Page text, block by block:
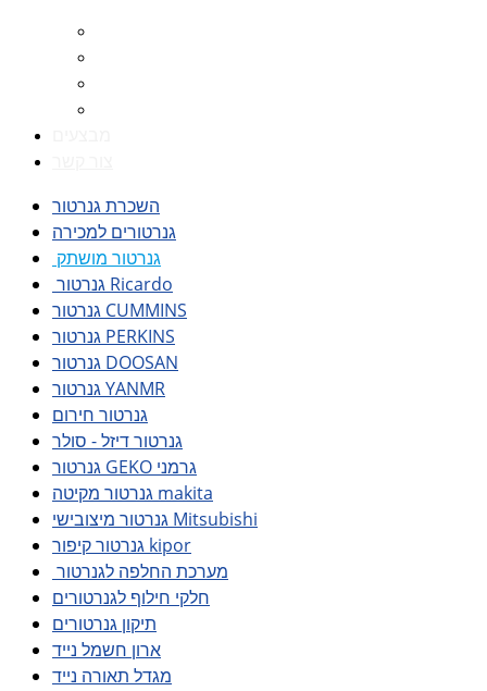
השכרת גנרטור
גנרטורים למכירה
גנרטור מושתק
גנרטור Ricardo
גנרטור CUMMINS
גנרטור PERKINS
גנרטור DOOSAN
גנרטור YANMR
גנרטור חירום
גנרטור דיזל - סולר
גנרטור GEKO גרמני
גנרטור מקיטה makita
גנרטור מיצובישי Mitsubishi
גנרטור קיפור kipor
מערכת החלפה לגנרטור
חלקי חילוף לגנרטורים
תיקון גנרטורים
ארון חשמל נייד
מגדל תאורה נייד